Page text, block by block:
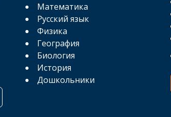
Математика
Русский язык
Физика
География
Биология
История
Дошкольники